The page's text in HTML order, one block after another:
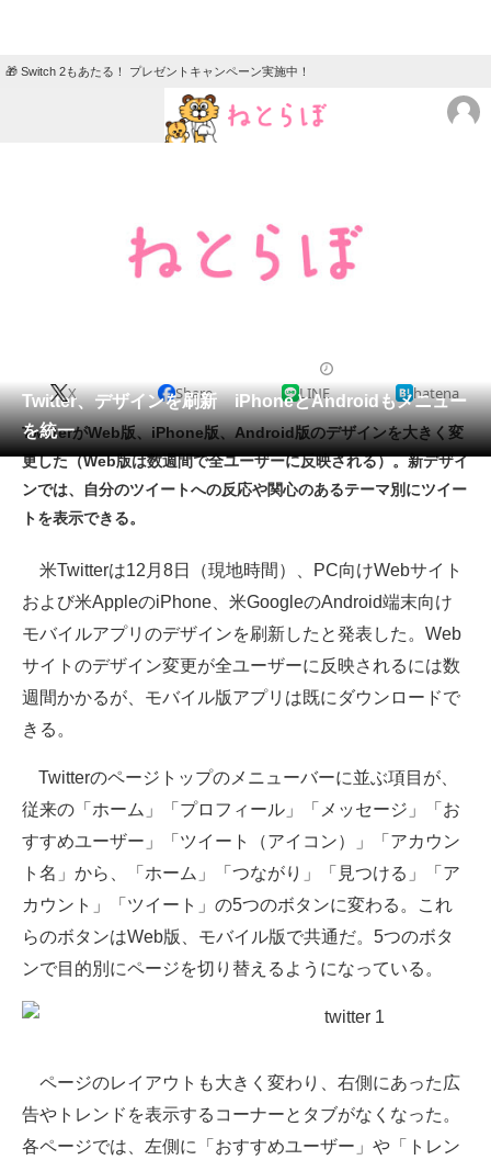
🎁 Switch 2もあたる！ プレゼントキャンペーン実施中！
クイズ
地域
会員記事
メディア
注目記事を集めた総合ページ
進化するPCとデバイスの未来
好きが集まる 比べて選べる
AI活用のいまが分かる
企業ITのトレンドを詳説
経営リーダーのコミュニティ
マーケ×ITの今がよく分かる
ITエンジニア向け専門サイト
製造業のIT導入・活用を支援
モノづくり技術者専門サイト
Twitter、デザインを刷新 iPhoneとAndroidもメニュー
を統一
X Share LINE hatena
TwitterがWeb版、iPhone版、Android版のデザインを大きく変
更した（Web版は数週間で全ユーザーに反映される）。新デザイ
ンでは、自分のツイートへの反応や関心のあるテーマ別にツイー
トを表示できる。
米Twitterは12月8日（現地時間）、PC向けWebサイト
および米AppleのiPhone、米GoogleのAndroid端末向け
モバイルアプリのデザインを刷新したと発表した。Web
サイトのデザイン変更が全ユーザーに反映されるには数
週間かかるが、モバイル版アプリは既にダウンロードで
きる。
Twitterのページトップのメニューバーに並ぶ項目が、
従来の「ホーム」「プロフィール」「メッセージ」「お
すすめユーザー」「ツイート（アイコン）」「アカウン
ト名」から、「ホーム」「つながり」「見つける」「ア
カウント」「ツイート」の5つのボタンに変わる。これ
らのボタンはWeb版、モバイル版で共通だ。5つのボタ
ンで目的別にページを切り替えるようになっている。
ページのレイアウトも大きく変わり、右側にあった広
告やトレンドを表示するコーナーとタブがなくなった。
各ページでは、左側に「おすすめユーザー」や「トレン